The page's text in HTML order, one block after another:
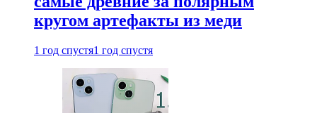
кругом артефакты из меди
1 год спустя1 год спустя